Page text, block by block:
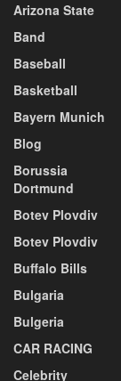
Arizona State
Band
Baseball
Basketball
Bayern Munich
Blog
Borussia
Dortmund
Botev Plovdiv
Botev Plovdiv
Buffalo Bills
Bulgaria
Bulgeria
CAR RACING
Celebrity